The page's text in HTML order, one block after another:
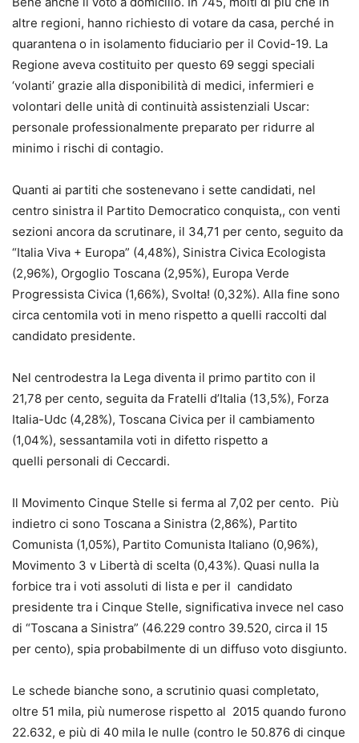
altre regioni, hanno richiesto di votare da casa, perché in
quarantena o in isolamento fiduciario per il Covid-19. La
Regione aveva costituito per questo 69 seggi speciali
‘volanti’ grazie alla disponibilità di medici, infermieri e
volontari delle unità di continuità assistenziali Uscar:
personale professionalmente preparato per ridurre al
minimo i rischi di contagio.
Quanti ai partiti che sostenevano i sette candidati, nel
centro sinistra il Partito Democratico conquista,, con venti
sezioni ancora da scrutinare, il 34,71 per cento, seguito da
“Italia Viva + Europa” (4,48%), Sinistra Civica Ecologista
(2,96%), Orgoglio Toscana (2,95%), Europa Verde
Progressista Civica (1,66%), Svolta! (0,32%). Alla fine sono
circa centomila voti in meno rispetto a quelli raccolti dal
candidato presidente.
Nel centrodestra la Lega diventa il primo partito con il
21,78 per cento, seguita da Fratelli d’Italia (13,5%), Forza
Italia-Udc (4,28%), Toscana Civica per il cambiamento
(1,04%), sessantamila voti in difetto rispetto a
quelli personali di Ceccardi.
Il Movimento Cinque Stelle si ferma al 7,02 per cento. Più
indietro ci sono Toscana a Sinistra (2,86%), Partito
Comunista (1,05%), Partito Comunista Italiano (0,96%),
Movimento 3 v Libertà di scelta (0,43%). Quasi nulla la
forbice tra i voti assoluti di lista e per il candidato
presidente tra i Cinque Stelle, significativa invece nel caso
di “Toscana a Sinistra” (46.229 contro 39.520, circa il 15
per cento), spia probabilmente di un diffuso voto disgiunto.
Le schede bianche sono, a scrutinio quasi completato,
oltre 51 mila, più numerose rispetto al 2015 quando furono
22.632, e più di 40 mila le nulle (contro le 50.876 di cinque